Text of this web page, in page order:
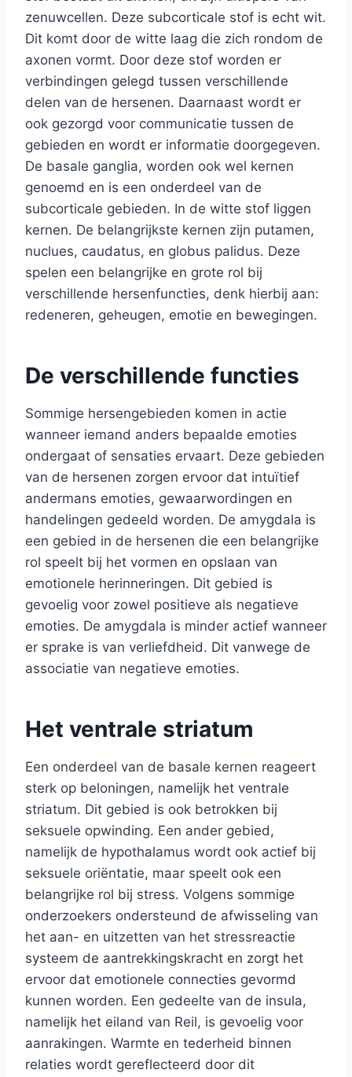
zenuwcellen. Deze subcorticale stof is echt wit.
Dit komt door de witte laag die zich rondom de
axonen vormt. Door deze stof worden er
verbindingen gelegd tussen verschillende
delen van de hersenen. Daarnaast wordt er
ook gezorgd voor communicatie tussen de
gebieden en wordt er informatie doorgegeven.
De basale ganglia, worden ook wel kernen
genoemd en is een onderdeel van de
subcorticale gebieden. In de witte stof liggen
kernen. De belangrijkste kernen zijn putamen,
nuclues, caudatus, en globus palidus. Deze
spelen een belangrijke en grote rol bij
verschillende hersenfuncties, denk hierbij aan:
redeneren, geheugen, emotie en bewegingen.
De verschillende functies
Sommige hersengebieden komen in actie
wanneer iemand anders bepaalde emoties
ondergaat of sensaties ervaart. Deze gebieden
van de hersenen zorgen ervoor dat intuïtief
andermans emoties, gewaarwordingen en
handelingen gedeeld worden. De amygdala is
een gebied in de hersenen die een belangrijke
rol speelt bij het vormen en opslaan van
emotionele herinneringen. Dit gebied is
gevoelig voor zowel positieve als negatieve
emoties. De amygdala is minder actief wanneer
er sprake is van verliefdheid. Dit vanwege de
associatie van negatieve emoties.
Het ventrale striatum
Een onderdeel van de basale kernen reageert
sterk op beloningen, namelijk het ventrale
striatum. Dit gebied is ook betrokken bij
seksuele opwinding. Een ander gebied,
namelijk de hypothalamus wordt ook actief bij
seksuele oriëntatie, maar speelt ook een
belangrijke rol bij stress. Volgens sommige
onderzoekers ondersteund de afwisseling van
het aan- en uitzetten van het stressreactie
systeem de aantrekkingskracht en zorgt het
ervoor dat emotionele connecties gevormd
kunnen worden. Een gedeelte van de insula,
namelijk het eiland van Reil, is gevoelig voor
aanrakingen. Warmte en tederheid binnen
relaties wordt gereflecteerd door dit